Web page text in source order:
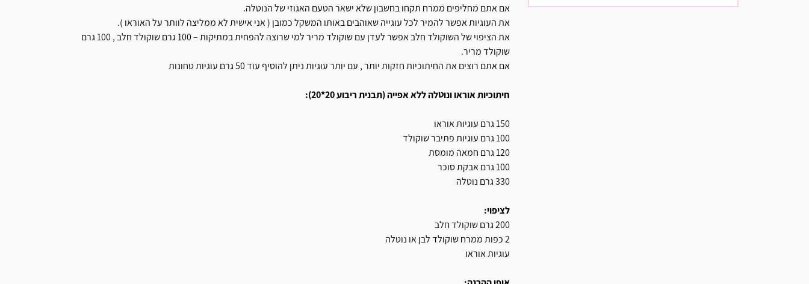
אם אתם מחליפים ממרח תקחו בחשבון שלא ישאר הטעם האגוזי של הנוטלה.
את העוגיות אפשר להמיר לכל עוגייה שאוהבים באותו המשקל כמובן ( אני אישית לא ממליצה לוותר על האוראו ).
את הציפוי של השוקולד חלב אפשר לעדן עם שוקולד מריר למי שרוצה להפחית במתיקות – 100 גרם שוקולד חלב , 100 גרם
שוקולד מריר.
אם אתם רוצים את החיתוכיות חזקות יותר , עם יותר עוגיות ניתן להוסיף עוד 50 גרם עוגיות טחונות
חיתוכיות אוראו ונוטלה ללא אפייה (תבנית ריבוע 20*20):
150 גרם עוגיות אוראו
100 גרם עוגיות פתיבר שוקולד
120 גרם חמאה מומסת
100 גרם אבקת סוכר
330 גרם נוטלה
לציפוי:
200 גרם שוקולד חלב
2 כפות ממרח שוקולד לבן או נוטלה
עוגיות אוראו